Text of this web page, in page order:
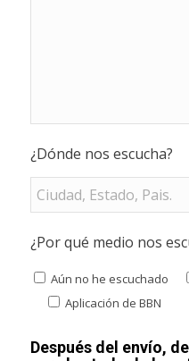
¿Dónde nos escucha?
¿Por qué medio nos
Aún no he escuchado
Aplicación de BBN
Después del envío,